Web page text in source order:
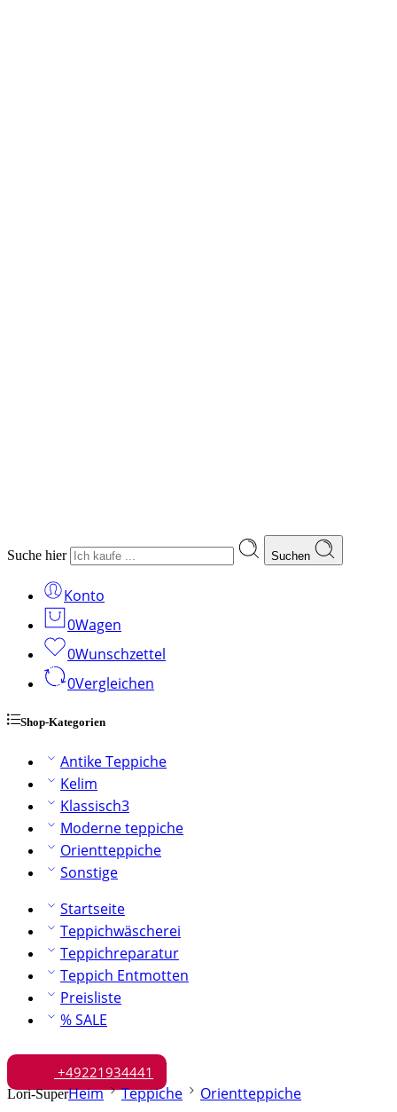
Suche hier Suchen
Konto
0Wagen
0Wunschzettel
0Vergleichen
Shop-Kategorien
Antike Teppiche
Kelim
Klassisch3
Moderne teppiche
Orientteppiche
Sonstige
Startseite
Teppichwäscherei
Teppichreparatur
Teppich Entmotten
Preisliste
% SALE
+49221934441
Lori-SuperHeim Teppiche Orientteppiche